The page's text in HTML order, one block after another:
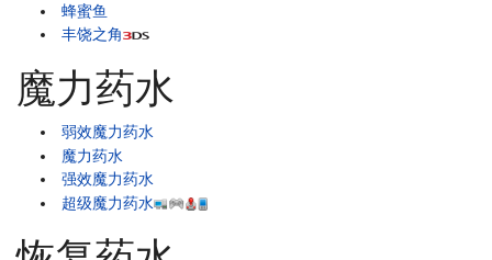
蜂蜜鱼
丰饶之角
魔力药水
弱效魔力药水
魔力药水
强效魔力药水
超级魔力药水